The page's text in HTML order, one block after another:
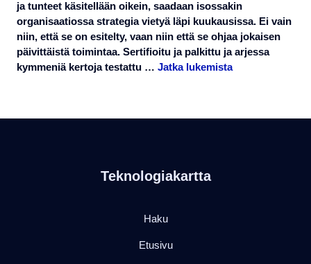
ja tunteet käsitellään oikein, saadaan isossakin
organisaatiossa strategia vietyä läpi kuukausissa. Ei vain
niin, että se on esitelty, vaan niin että se ohjaa jokaisen
päivittäistä toimintaa. Sertifioitu ja palkittu ja arjessa
kymmeniä kertoja testattu … Jatka lukemista
Teknologiakartta
Haku
Etusivu